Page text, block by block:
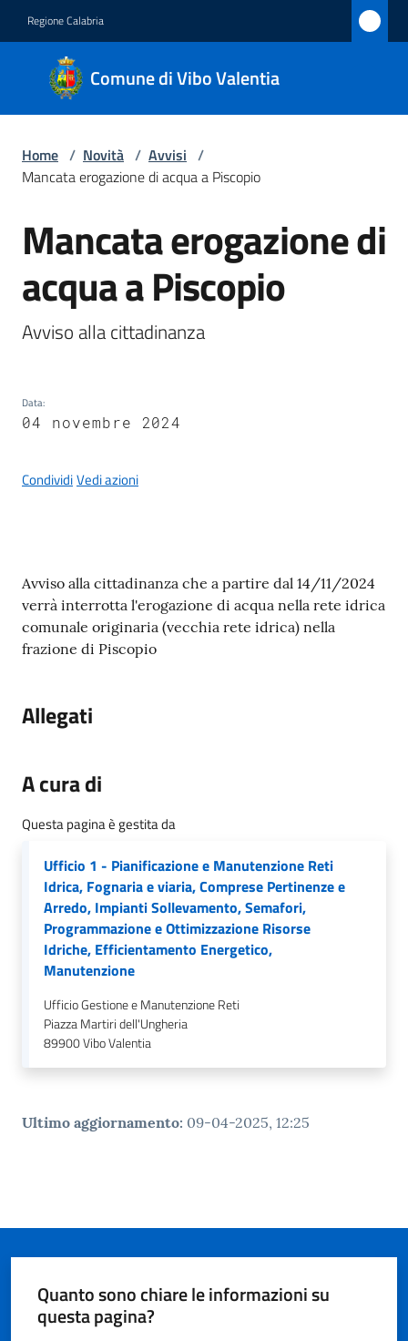
Regione Calabria
Comune di Vibo Valentia
Comune
di Vibo
Valentia
Novità
Servizi
Vivere
p
r
e
t
i
Tutti
gli
Seguici
Home / Novità / Avvisi /
Mancata erogazione di acqua a Piscopio
Salta al contenuto
Mancata erogazione di
acqua a Piscopio
Avviso alla cittadinanza
Data:
04 novembre 2024
CondividiVedi azioni
Contenuto
Avviso alla cittadinanza che a partire dal 14/11/2024
verrà interrotta l'erogazione di acqua nella rete idrica
comunale originaria (vecchia rete idrica) nella
frazione di Piscopio
Allegati
A cura di
Questa pagina è gestita da
Ufficio 1 - Pianificazione e Manutenzione Reti
Idrica, Fognaria e viaria, Comprese Pertinenze e
Arredo, Impianti Sollevamento, Semafori,
Programmazione e Ottimizzazione Risorse
Idriche, Efficientamento Energetico,
Manutenzione
Ufficio Gestione e Manutenzione Reti
Piazza Martiri dell'Ungheria
89900Vibo Valentia
Ultimo aggiornamento: 09-04-2025, 12:25
Quanto sono chiare le informazioni su
questa pagina?